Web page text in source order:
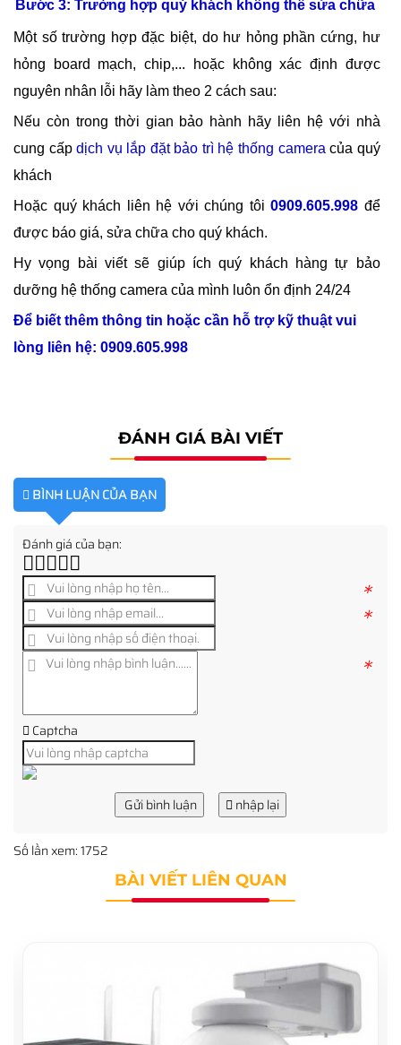
Bước 3: Trường hợp quý khách không thể sửa chữa
Một số trường hợp đặc biệt, do hư hỏng phần cứng, hư
hỏng board mạch, chip,... hoặc không xác định được
nguyên nhân lỗi hãy làm theo 2 cách sau:
Nếu còn trong thời gian bảo hành hãy liên hệ với nhà
cung cấpdịch vụ lắp đặt bảo trì hệ thống camera của quý
khách
Hoặc quý khách liên hệ với chúng tôi0909.605.998 để
được báo giá, sửa chữa cho quý khách.
Hy vọng bài viết sẽ giúp ích quý khách hàng tự bảo
dưỡng hệ thống camera của mình luôn ổn định 24/24
Để biết thêm thông tin hoặc cần hỗ trợ kỹ thuật vui
lòng liên hệ: 0909.605.998
ĐÁNH GIÁ BÀI VIẾT
BÌNH LUẬN CỦA BẠN
Đánh giá của bạn:
*
*
*
Captcha
Gửi bình luận nhập lại
Số lần xem: 1752
BÀI VIẾT LIÊN QUAN